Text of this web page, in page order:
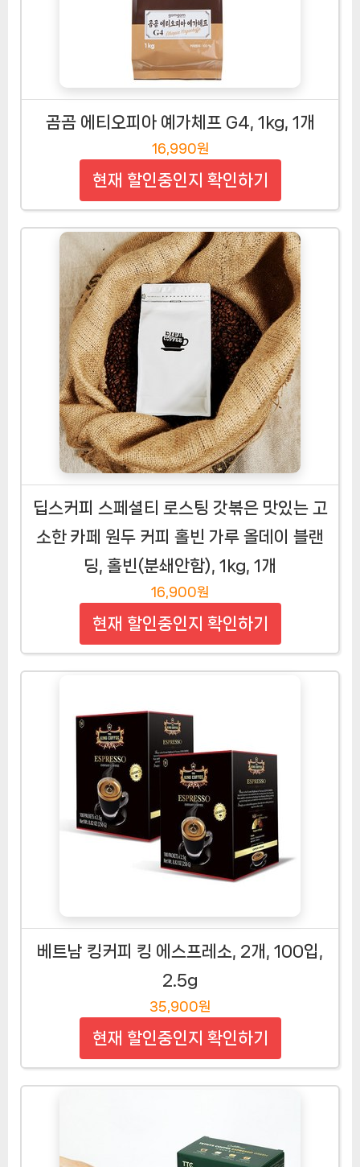
곰곰 에티오피아 예가체프 G4, 1kg, 1개
16,990원
현재 할인중인지 확인하기
딥스커피 스페셜티 로스팅 갓볶은 맛있는 고
소한 카페 원두 커피 홀빈 가루 올데이 블랜
딩, 홀빈(분쇄안함), 1kg, 1개
16,900원
현재 할인중인지 확인하기
베트남 킹커피 킹 에스프레소, 2개, 100입,
2.5g
35,900원
현재 할인중인지 확인하기